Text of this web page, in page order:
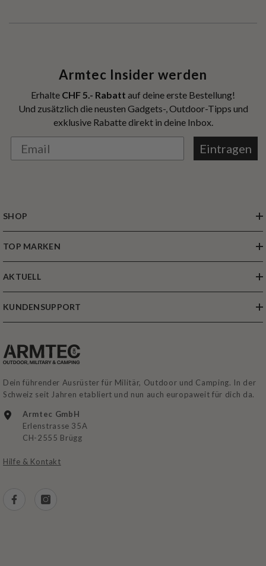
Armtec Insider werden
Erhalte CHF 5.- Rabatt auf deine erste Bestellung!
Und zusätzlich die neusten Gadgets-, Outdoor-Tipps und
exklusive Rabatte direkt in deine Inbox.
Eintragen
SHOP
TOP MARKEN
AKTUELL
KUNDENSUPPORT
Dein führender Ausrüster für Militär, Outdoor und Camping. In der
Schweiz seit Jahren etabliert und nun auch europaweit für dich da.
Armtec GmbH
Erlenstrasse 35A
CH-2555 Brügg
Hilfe & Kontakt